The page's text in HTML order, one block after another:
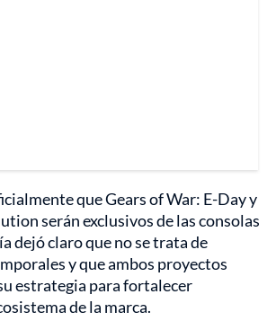
que Gears of War: E-Day y
serán exclusivos de las consolas
dejó claro que no se trata de
y que ambos proyectos
estrategia para fortalecer
de la marca.